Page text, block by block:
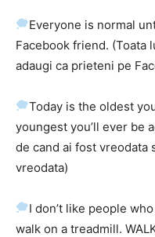
Everyone is normal
Facebook friend. (Toata
adaugi ca prieteni pe
Today is the oldest
youngest you’ll ever be
de cand ai fost vreodata
vreodata)
I don’t like people
walk on a treadmill.